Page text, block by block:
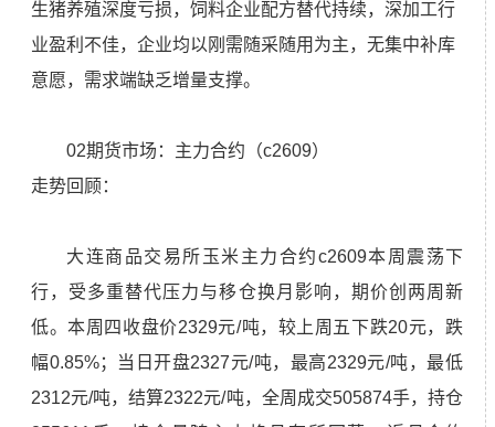
生猪养殖深度亏损，饲料企业配方替代持续，深加工行
业盈利不佳，企业均以刚需随采随用为主，无集中补库
意愿，需求端缺乏增量支撑。
02期货市场：主力合约（c2609）
走势回顾：
大连商品交易所玉米主力合约c2609本周震荡下
行，受多重替代压力与移仓换月影响，期价创两周新
低。本周四收盘价2329元/吨，较上周五下跌20元，跌
幅0.85%；当日开盘2327元/吨，最高2329元/吨，最低
2312元/吨，结算2322元/吨，全周成交505874手，持仓